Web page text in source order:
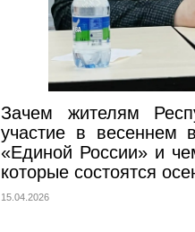
Зачем жителям
участие в весеннем
«Единой России» и
которые состоятся
15.04.2026